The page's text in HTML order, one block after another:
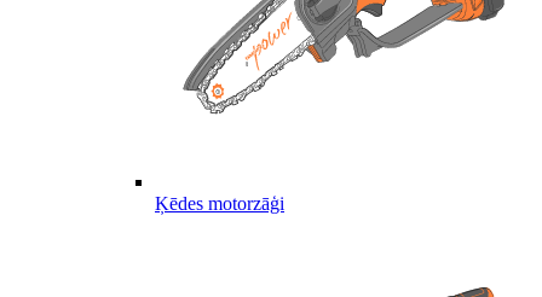
Ķēdes motorzāģi